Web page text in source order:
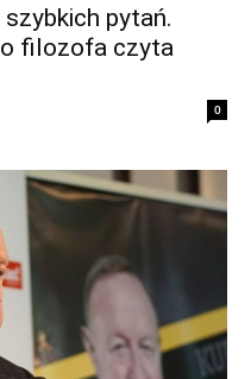
pytań.
filozofa czyta
0